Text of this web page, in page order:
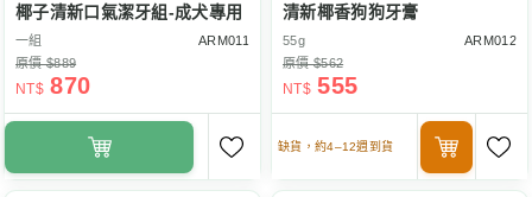
椰子清新口氣潔牙組-成犬專用
一組
ARM011
原價 $889
NT$ 870
清新椰香狗狗牙膏
55g
ARM012
原價 $562
NT$ 555
缺貨，約4–12週到貨